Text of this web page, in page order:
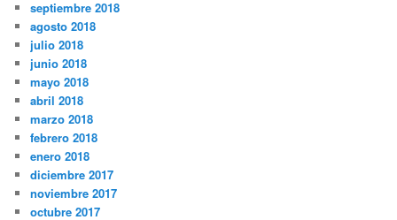
septiembre 2018
agosto 2018
julio 2018
junio 2018
mayo 2018
abril 2018
marzo 2018
febrero 2018
enero 2018
diciembre 2017
noviembre 2017
octubre 2017